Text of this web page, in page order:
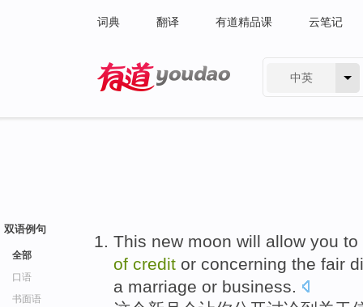
词典 翻译 有道精品课 云笔记
中英
双语例句
全部
口语
书面语
This new moon will allow you to
of credit or concerning the fair
a marriage or business.